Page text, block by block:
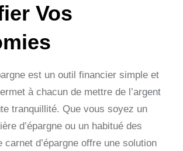
Vos
est un outil financier simple et
à chacun de mettre de l’argent
tranquillité. Que vous soyez un
d’épargne ou un habitué des
carnet d’épargne offre une solution